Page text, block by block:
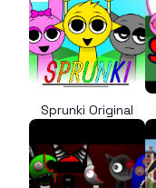
Sprunki Original